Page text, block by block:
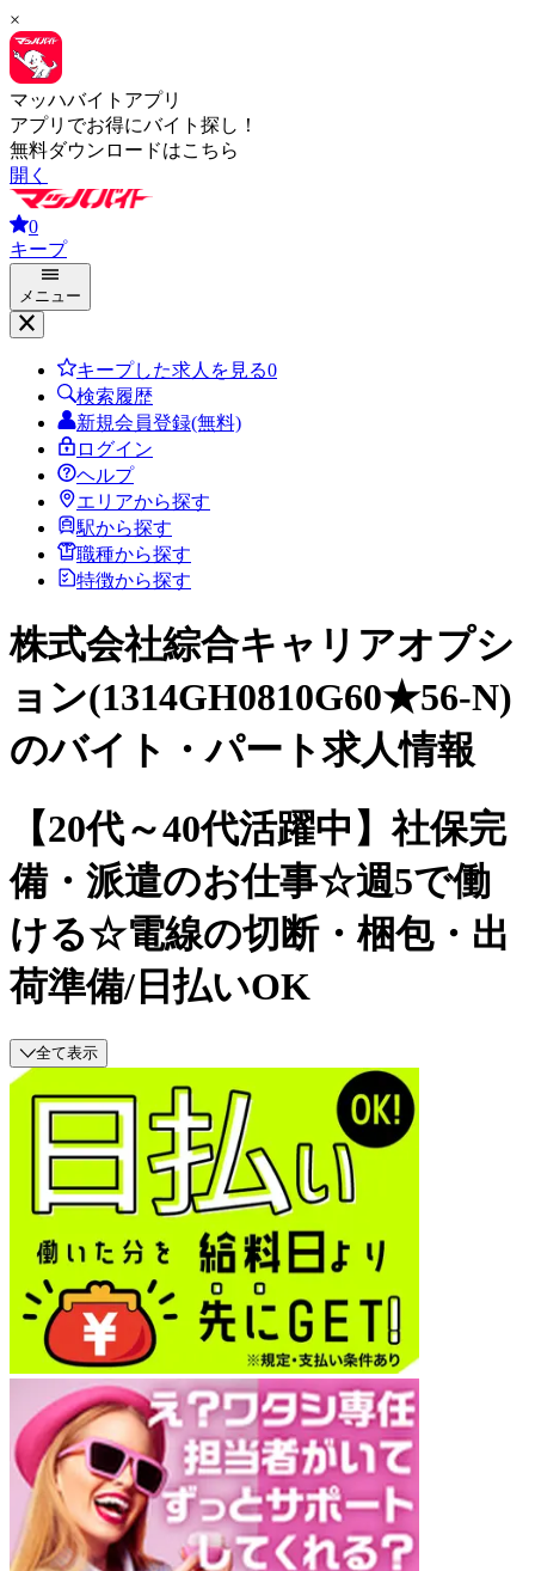
×
マッハバイトアプリ
アプリでお得にバイト探し！
無料ダウンロードはこちら
開く
0
キープ
メニュー
キープした求人を見る0
検索履歴
新規会員登録(無料)
ログイン
ヘルプ
エリアから探す
駅から探す
職種から探す
特徴から探す
株式会社綜合キャリアオプシ
ョン(1314GH0810G60★56-N)
のバイト・パート求人情報
【20代～40代活躍中】社保完
備・派遣のお仕事☆週5で働
ける☆電線の切断・梱包・出
荷準備/日払いOK
全て表示